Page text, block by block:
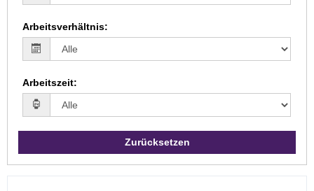
Arbeitsverhältnis:
Arbeitszeit:
Zurücksetzen